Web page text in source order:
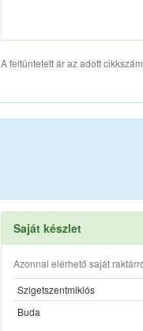
A feltüntetett ár az adott
Saját készlet
Azonnal elérhető saját
Szigetszentmiklós
Buda